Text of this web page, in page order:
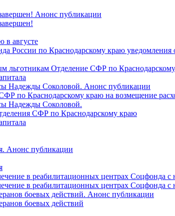
Анонс публикации
в августе
по Краснодарскому краю уведомления
льготникам Отделение СФР по
Надежды Соколовой. Анонс публикации
по Краснодарскому краю на возмещение
Надежды Соколовой.
СФР по Краснодарскому краю
Анонс публикации
в реабилитационных центрах Соцфонда с
в реабилитационных центрах Соцфонда с
боевых действий. Анонс публикации
боевых действий